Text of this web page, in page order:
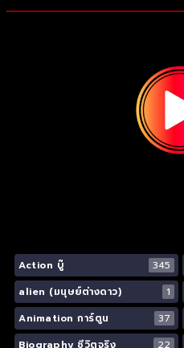
Action บู๊ 345
alien (มนุษย์ต่างดาว)
1
Animation การ์ตูน
37
Biography ชีวิตจริง
22